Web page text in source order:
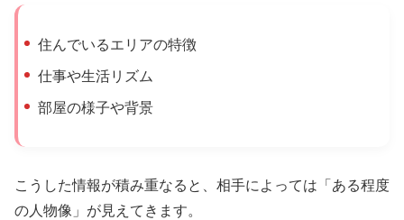
住んでいるエリアの特徴
仕事や生活リズム
部屋の様子や背景
こうした情報が積み重なると、相手によっては「ある程度
の人物像」が見えてきます。